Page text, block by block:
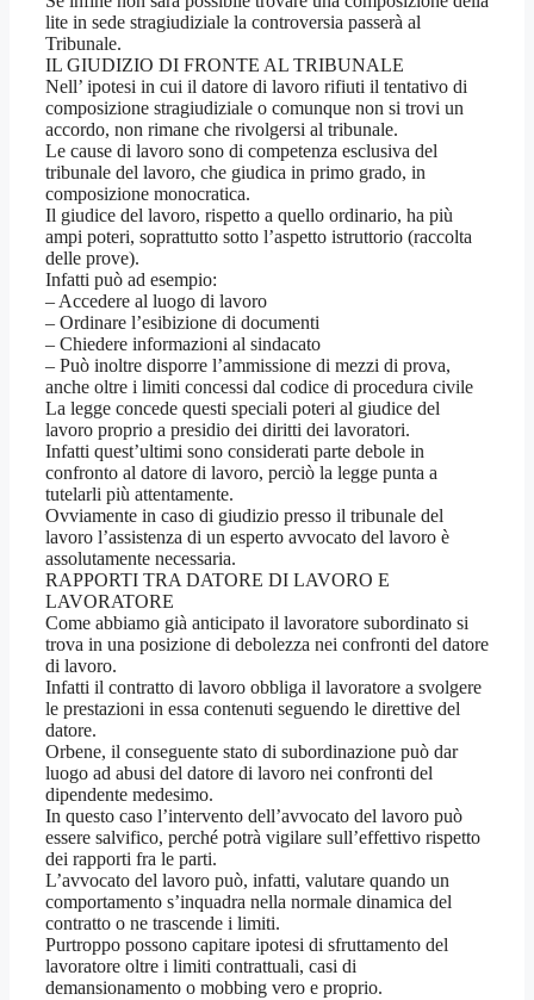
lite in sede stragiudiziale la controversia passerà al
Tribunale.
IL GIUDIZIO DI FRONTE AL TRIBUNALE
Nell’ ipotesi in cui il datore di lavoro rifiuti il tentativo di
composizione stragiudiziale o comunque non si trovi un
accordo, non rimane che rivolgersi al tribunale.
Le cause di lavoro sono di competenza esclusiva del
tribunale del lavoro, che giudica in primo grado, in
composizione monocratica.
Il giudice del lavoro, rispetto a quello ordinario, ha più
ampi poteri, soprattutto sotto l’aspetto istruttorio (raccolta
delle prove).
Infatti può ad esempio:
– Accedere al luogo di lavoro
– Ordinare l’esibizione di documenti
– Chiedere informazioni al sindacato
– Può inoltre disporre l’ammissione di mezzi di prova,
anche oltre i limiti concessi dal codice di procedura civile
La legge concede questi speciali poteri al giudice del
lavoro proprio a presidio dei diritti dei lavoratori.
Infatti quest’ultimi sono considerati parte debole in
confronto al datore di lavoro, perciò la legge punta a
tutelarli più attentamente.
Ovviamente in caso di giudizio presso il tribunale del
lavoro l’assistenza di un esperto avvocato del lavoro è
assolutamente necessaria.
RAPPORTI TRA DATORE DI LAVORO E
LAVORATORE
Come abbiamo già anticipato il lavoratore subordinato si
trova in una posizione di debolezza nei confronti del datore
di lavoro.
Infatti il contratto di lavoro obbliga il lavoratore a svolgere
le prestazioni in essa contenuti seguendo le direttive del
datore.
Orbene, il conseguente stato di subordinazione può dar
luogo ad abusi del datore di lavoro nei confronti del
dipendente medesimo.
In questo caso l’intervento dell’avvocato del lavoro può
essere salvifico, perché potrà vigilare sull’effettivo rispetto
dei rapporti fra le parti.
L’avvocato del lavoro può, infatti, valutare quando un
comportamento s’inquadra nella normale dinamica del
contratto o ne trascende i limiti.
Purtroppo possono capitare ipotesi di sfruttamento del
lavoratore oltre i limiti contrattuali, casi di
demansionamento o mobbing vero e proprio.